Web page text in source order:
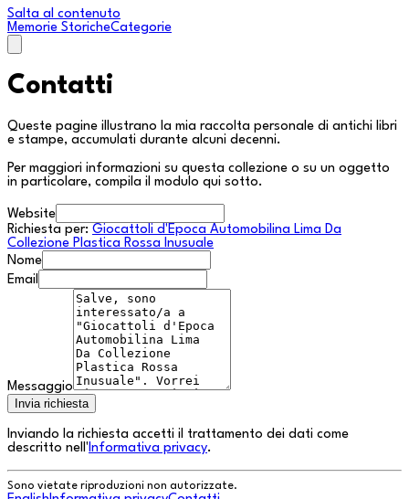
Salta al contenuto
Memorie StoricheCategorie
Contatti
Queste pagine illustrano la mia raccolta personale di antichi libri
e stampe, accumulati durante alcuni decenni.
Per maggiori informazioni su questa collezione o su un oggetto
in particolare, compila il modulo qui sotto.
Website
Richiesta per: Giocattoli d'Epoca Automobilina Lima Da
Collezione Plastica Rossa Inusuale
Nome
Email
Messaggio
Invia richiesta
Inviando la richiesta accetti il trattamento dei dati come
descritto nell' Informativa privacy.
Sono vietate riproduzioni non autorizzate.